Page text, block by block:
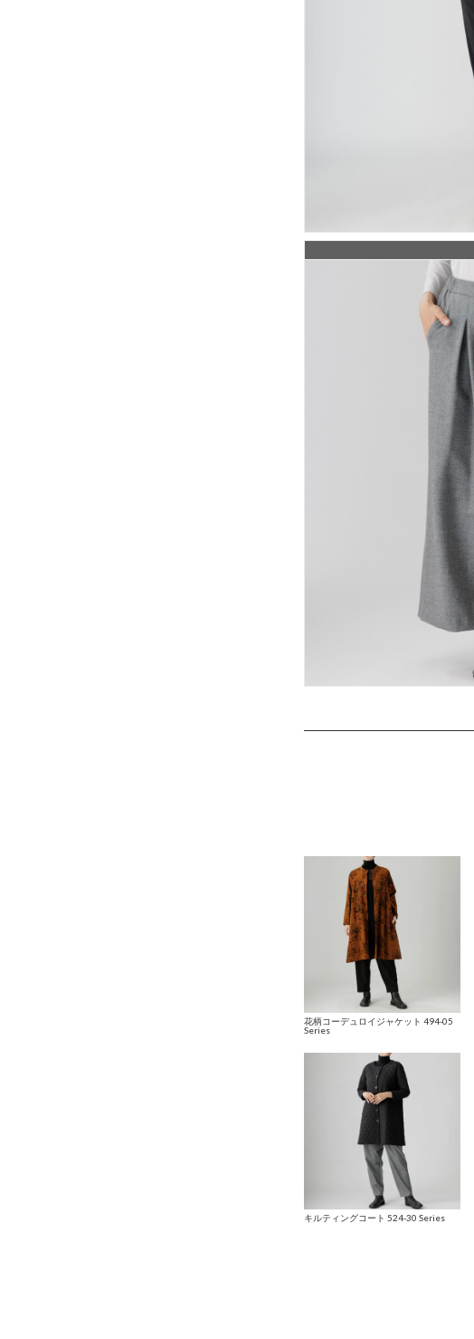
花柄コーデュロイジャケット 494-05
Series
キルティングコート 524-30 Series